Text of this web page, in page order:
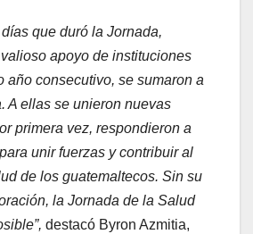
que duró la Jornada,
apoyo de instituciones
año consecutivo, se sumaron a
A ellas se unieron nuevas
primera vez, respondieron a
unir fuerzas y contribuir al
de los guatemaltecos. Sin su
la Jornada de la Salud
destacó Byron Azmitia,